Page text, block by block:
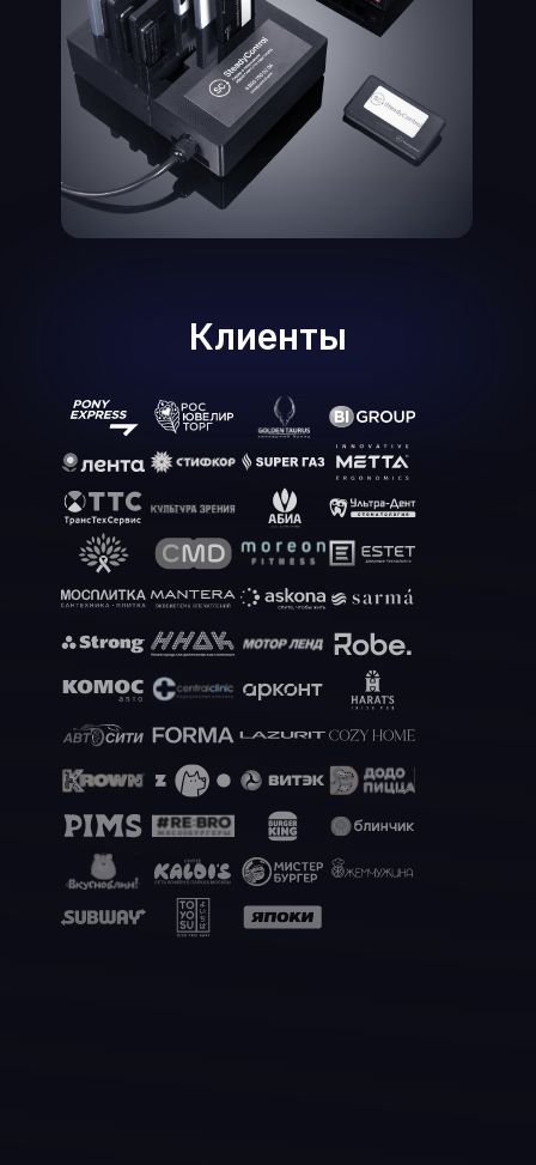
Клиенты